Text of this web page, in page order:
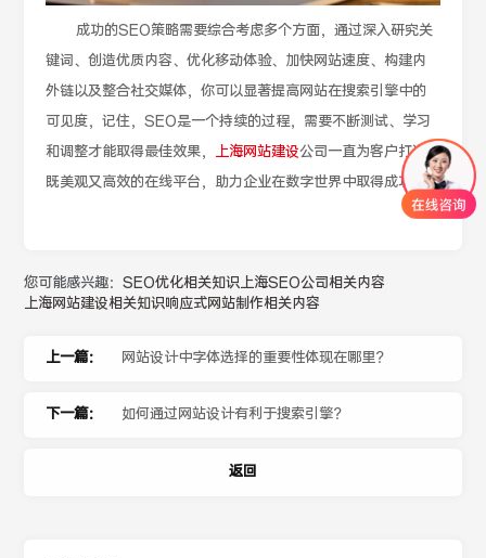
成功的SEO策略需要综合考虑多个方面，通过深入研究关
键词、创造优质内容、优化移动体验、加快网站速度、构建内
外链以及整合社交媒体，你可以显著提高网站在搜索引擎中的
可见度，记住，SEO是一个持续的过程，需要不断测试、学习
和调整才能取得最佳效果， 上海网站建设公司一直为客户打造
既美观又高效的在线平台，助力企业在数字世界中取得成功。
您可能感兴趣：SEO优化相关知识上海SEO公司相关内容
上海网站建设相关知识响应式网站制作相关内容
上一篇： 网站设计中字体选择的重要性体现在哪里？
下一篇： 如何通过网站设计有利于搜索引擎？
返回